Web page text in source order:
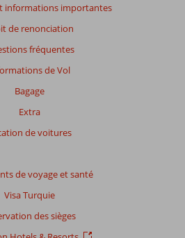
informations importantes
de renonciation
fréquentes
de Vol
Bagage
Extra
de voitures
de voyage et santé
Visa Turquie
des sièges